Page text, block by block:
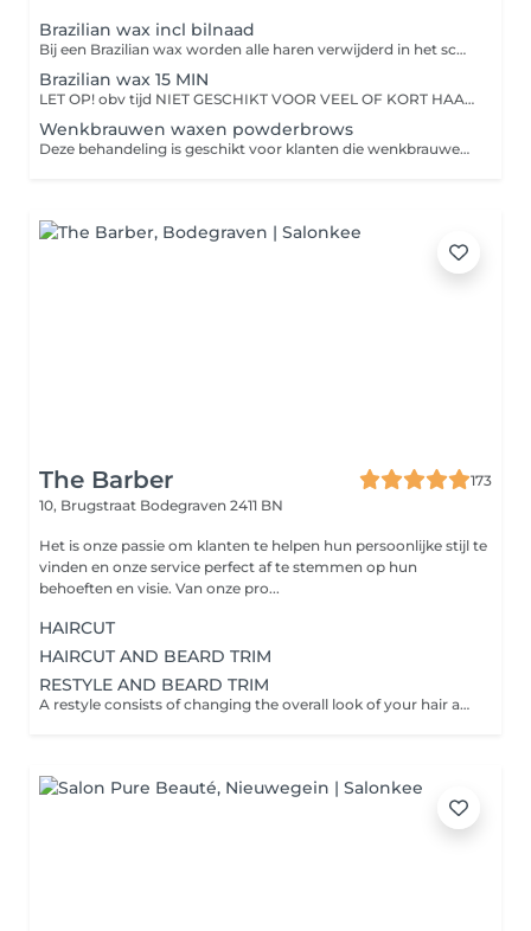
Brazilian wax incl bilnaad
Bij een Brazilian wax worden alle haren verwijderd in het schaamstreekgebied. Na een Brazilian wax hoeft u niet meer bang te zijn voor haren die onder uw slip vandaan komen. U krijgt een bikinilijn met een zachte huid, zonder pukkels en irritaties. Bij een Brazilian blijft alleen een streepje haar op de venusheuvel over inclusief bilnaad. Bij een full brazilian wax worden alle haren verwijdert inclusief bilnaad. De Behandeling: Hoe pijnlijk de behandeling is, is voor iedereen verschillend. Natuurlijk kan het niet zonder pijn. De wax methode die gebruikt wordt is zo snel en pijnloos mogelijk. Het is zeker minder pijnlijk dan u verwacht en de pijn wordt steeds minder hoe vaker u het hebt gedaan. Houdt rekening met uw cyclus, tijdens en voor uw menstruatie bent u meer gevoelig! Hoe meer u zich ontspant, hoe minder last u tijdens de behandeling heeft. Gemiddeld blijven de haartjes zo'n 3-6 weken weg. Dit is geheel afhankelijk van de groeisnelheid welke ook per persoon verschillend is. Haartjes kunnen tijdens de behandeling ook afbreken waardoor deze sneller teruggroeien dan de rest. Door warmte kan het haar ook sneller gaan groeien. Bij regelmatig harsen zal de haargroei langer uitblijven, minder worden en een verfijndere structuur krijgen. Haartjes komen dus in mindere mate en fijner terug! Voor De Behandeling: 2 tot 3 weken niet scheren.
Brazilian wax 15 MIN
LET OP! obv tijd NIET GESCHIKT VOOR VEEL OF KORT HAAR Brazilian wax O.B.V tijd 15 min Special voor klanten die een snelle opfris behandeling willen of heel weinig haar hebben. Niet bedoeld als full brazilian na 4 weken. De behandeling is 15 min met een wekker. De behandeling: Bij een Brazilian wax worden alle haren verwijderd in het schaamstreekgebied. Na een Brazilian wax hoeft u niet meer bang te zijn voor haren die onder uw slip vandaan komen. U krijgt een bikinilijn met een zachte huid, zonder pukkels en irritaties. Bij een Brazilian blijft alleen een streepje haar op de venusheuvel over inclusief bilnaad. Bij een full brazilian wax worden alle haren verwijdert inclusief bilnaad.
Wenkbrauwen waxen powderbrows
Deze behandeling is geschikt voor klanten die wenkbrauwen hebben met powder brows of microblading. Bij het waxen van de wenkbrauwen wordt warme wax op de huid aangebracht om ongewenste haartjes rondom de wenkbrauwen te verwijderen. Het resultaat zijn strakke, mooie wenkbrauwen met een langdurig effect.
The Barber
173
10, Brugstraat Bodegraven 2411 BN
Het is onze passie om klanten te helpen hun persoonlijke stijl te
vinden en onze service perfect af te stemmen op hun
behoeften en visie. Van onze pro...
HAIRCUT
HAIRCUT AND BEARD TRIM
RESTYLE AND BEARD TRIM
A restyle consists of changing the overall look of your hair and consultation with your barber.